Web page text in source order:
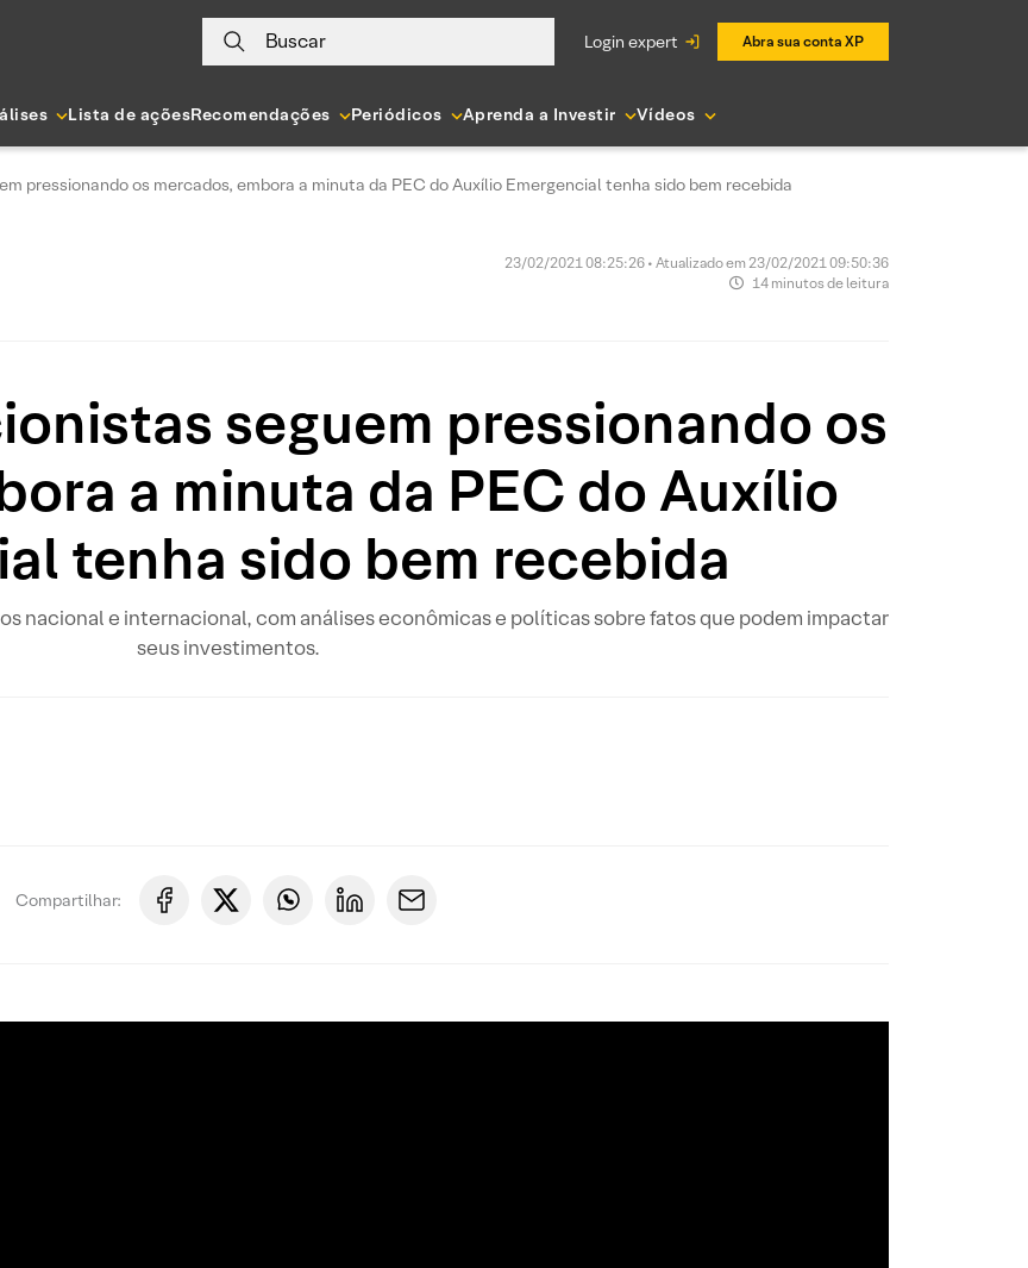
Buscar login expert Abra sua conta XP
Lista de açõesRecomendações Periódicos Aprenda a Investir Vídeos
pressionando os mercados, embora a minuta da PEC do Auxílio Emergencial tenha sido bem recebida
23/02/2021 08:25:26 • Atualizado em 23/02/2021 09:50:36
14 minutos de leitura
seguem pressionando os
a minuta da PEC do Auxílio
tenha sido bem recebida
nacional e internacional, com análises econômicas e políticas sobre fatos que podem impactar
seus investimentos.
Compartilhar: